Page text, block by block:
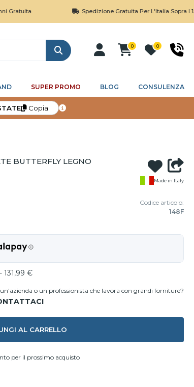
Spedizione Gratuita Per L'Italia Sopra I 150€
Cerca
0 0
SUPER PROMO BLOG CONSULENZA
Copia
BUTTERFLY LEGNO
Made in Italy
Codice articolo:
148F
€
un'azienda o un professionista che lavora con grandi forniture?
AL CARRELLO
per il prossimo acquisto